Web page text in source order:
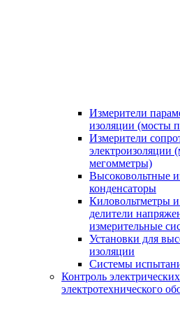
Измерители
изоляции (мосты
Измерители
электроизоляции
мегомметры)
Высоковольтные
конденсаторы
Киловольтметры
делители
измерительные
Установки для
изоляции
Системы
Контроль
электротехнического